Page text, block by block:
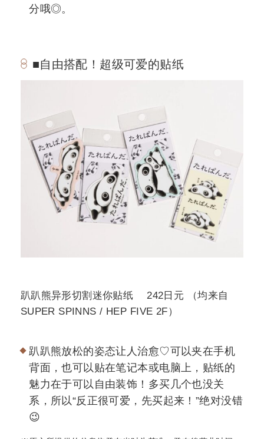
分哦◎。
■自由搭配！超级可爱的贴纸
趴趴熊异形切割迷你贴纸 242日元 （均来自
SUPER SPINNS / HEP FIVE 2F）
趴趴熊放松的姿态让人治愈♡可以夹在手机
背面，也可以贴在笔记本或电脑上，贴纸的
魅力在于可以自由装饰！多买几个也没关
系，所以“反正很可爱，先买起来！”绝对没错
😉